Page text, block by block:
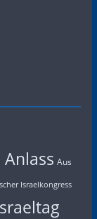
Aus
Israelkongress